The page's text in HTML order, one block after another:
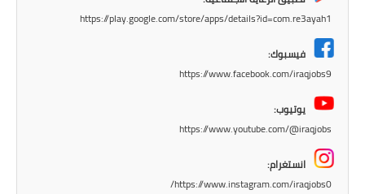
المرحلة الابتدائية
https://play.google.com/store/apps/details?id=com.re3ayah1
فيسبوك:
https://www.facebook.com/iraqjobs9
يوتيوب:
https://www.youtube.com/@iraqjobs
انستغرام:
https://www.instagram.com/iraqjobs0/